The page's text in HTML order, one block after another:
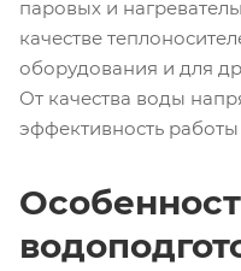
паровых и
качестве
оборудования и для
От качества воды
эффективность